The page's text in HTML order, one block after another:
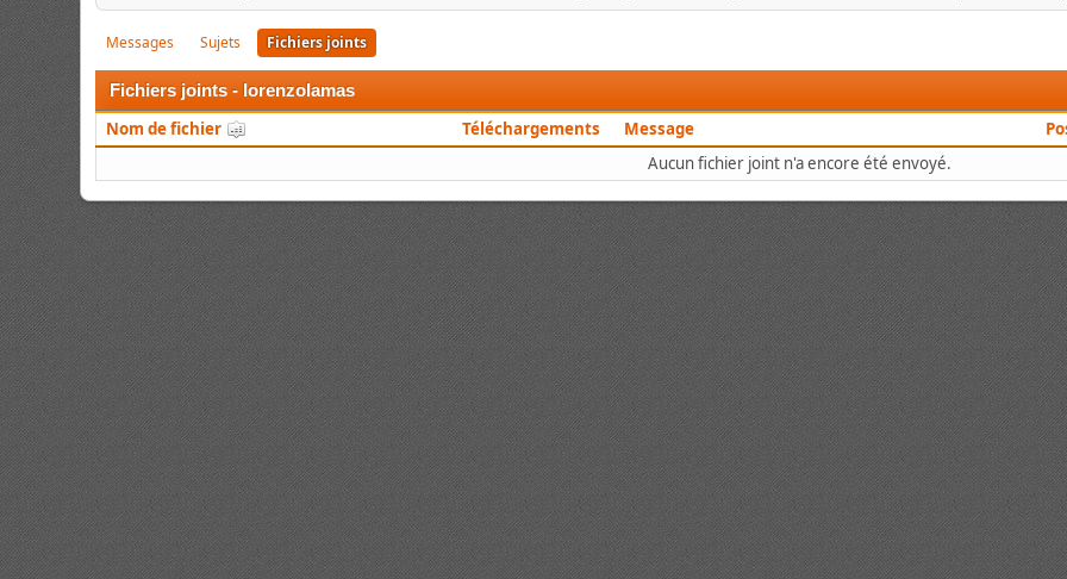
Messages Sujets Fichiers joints
Fichiers joints - lorenzolamas
Nom de fichier Téléchargements Message
Aucun fichier joint n'a encore été envoyé.